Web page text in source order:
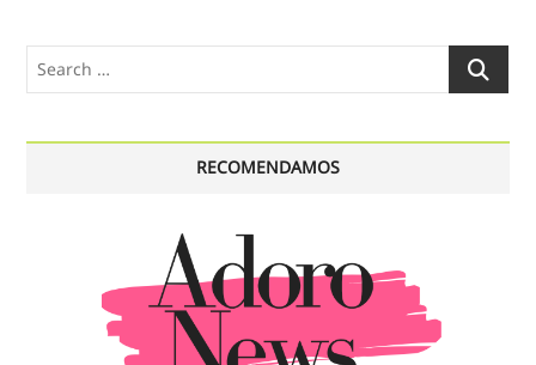
Search
RECOMENDAMOS